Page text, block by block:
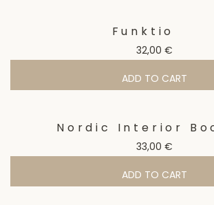
Funktio
32,00 €
ADD TO CART
Nordic Interior
33,00 €
ADD TO CART